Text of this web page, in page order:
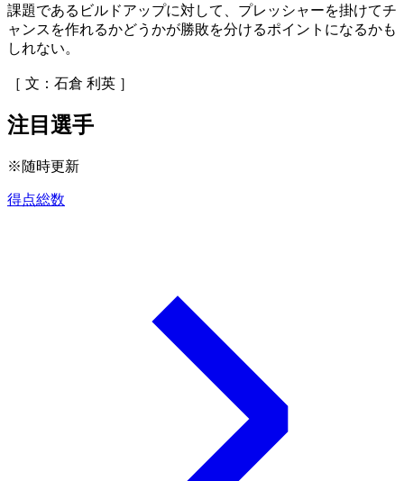
課題であるビルドアップに対して、プレッシャーを掛けてチ
ャンスを作れるかどうかが勝敗を分けるポイントになるかも
しれない。
［ 文：石倉 利英 ］
注目選手
※随時更新
得点総数